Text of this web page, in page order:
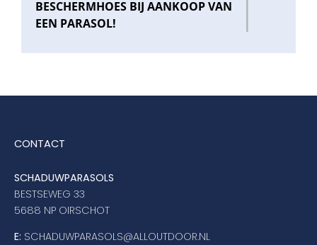
BESCHERMHOES BIJ AANKOOP VAN
EEN PARASOL!
CONTACT
SCHADUWPARASOLS
BESTSEWEG 33
5688 NP OIRSCHOT
E: SCHADUWPARASOLS@ALLOUTDOOR.NL